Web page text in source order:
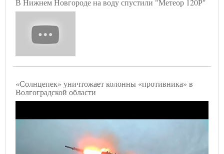
В Нижнем Новгороде на воду спустили "Метеор 120Р"
«Солнцепек» уничтожает колонны «противника» в
Волгоградской области